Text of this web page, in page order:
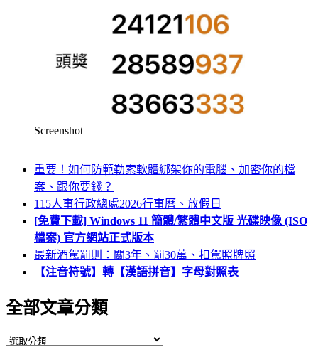
Screenshot
重要！如何防範勒索軟體綁架你的電腦、加密你的檔
案、跟你要錢？
115人事行政總處2026行事曆、放假日
[免費下載] Windows 11 簡體/繁體中文版 光碟映像 (ISO
檔案) 官方網站正式版本
最新酒駕罰則：關3年、罰30萬、扣駕照牌照
【注音符號】轉【漢語拼音】字母對照表
全部文章分類
全